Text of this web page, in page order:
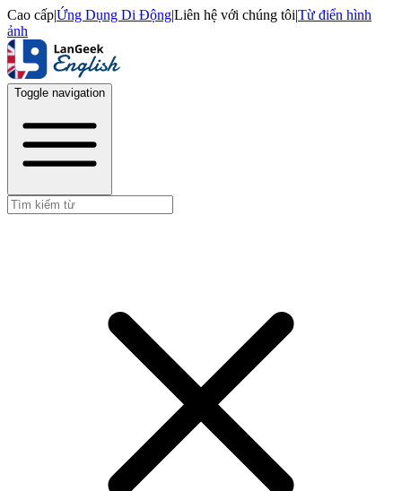
Cao cấp|Ứng Dụng Di Động|Liên hệ với chúng tôi|Từ điển hình
ảnh
Toggle navigation